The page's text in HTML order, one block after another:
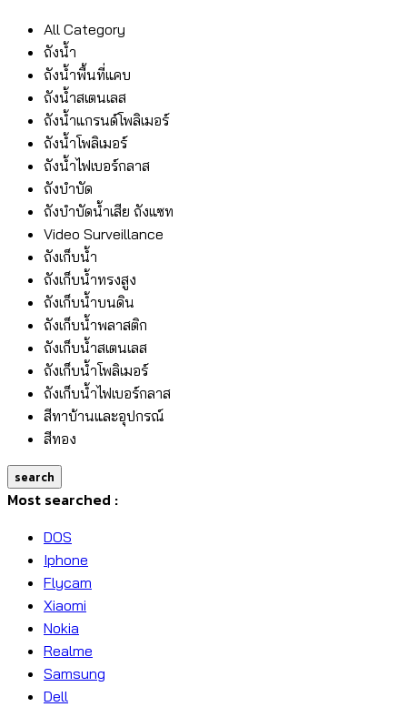
All Category
ถังน้ำ
ถังน้ำพื้นที่แคบ
ถังน้ำสเตนเลส
ถังน้ำแกรนด์โพลิเมอร์
ถังน้ำโพลิเมอร์
ถังน้ำไฟเบอร์กลาส
ถังบำบัด
ถังบำบัดน้ำเสีย ถังแซท
Video Surveillance
ถังเก็บน้ำ
ถังเก็บน้ำทรงสูง
ถังเก็บน้ำบนดิน
ถังเก็บน้ำพลาสติก
ถังเก็บน้ำสเตนเลส
ถังเก็บน้ำโพลิเมอร์
ถังเก็บน้ำไฟเบอร์กลาส
สีทาบ้านและอุปกรณ์
สีทอง
search
Most searched :
DOS
Iphone
Flycam
Xiaomi
Nokia
Realme
Samsung
Dell